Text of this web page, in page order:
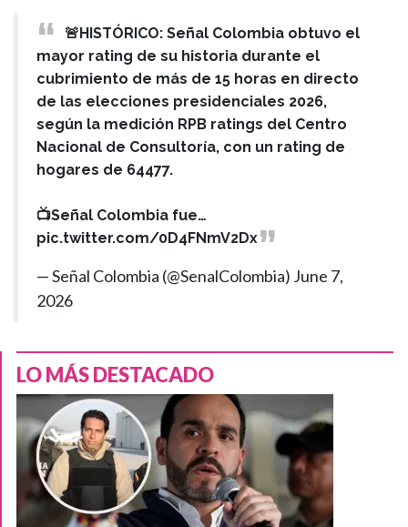
🚨HISTÓRICO: Señal Colombia obtuvo el
mayor rating de su historia durante el
cubrimiento de más de 15 horas en directo
de las elecciones presidenciales 2026,
según la medición RPB ratings del Centro
Nacional de Consultoría, con un rating de
hogares de 64477.
📺Señal Colombia fue…
pic.twitter.com/0D4FNmV2Dx
— Señal Colombia (@SenalColombia) June 7,
2026
LO MÁS DESTACADO